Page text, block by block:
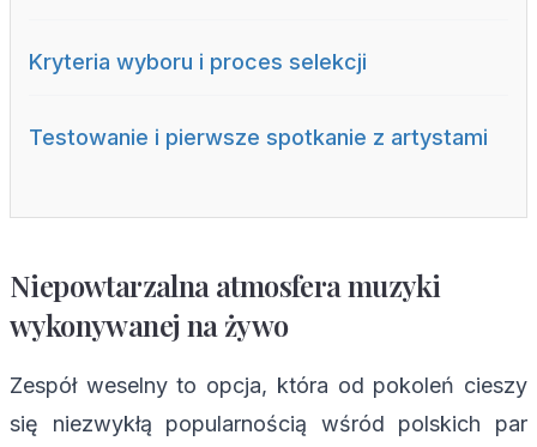
Kryteria wyboru i proces selekcji
Testowanie i pierwsze spotkanie z artystami
Niepowtarzalna atmosfera muzyki
wykonywanej na żywo
Zespół weselny to opcja, która od pokoleń cieszy
się niezwykłą popularnością wśród polskich par